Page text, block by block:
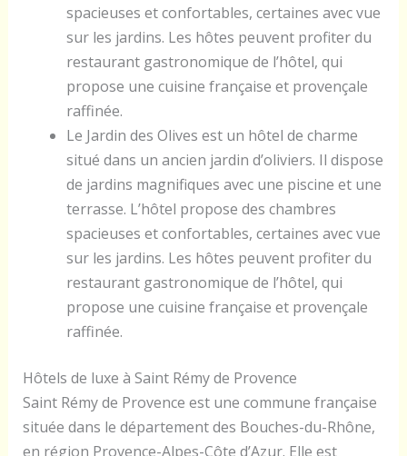
spacieuses et confortables, certaines avec vue
sur les jardins. Les hôtes peuvent profiter du
restaurant gastronomique de l’hôtel, qui
propose une cuisine française et provençale
raffinée.
Le Jardin des Olives est un hôtel de charme
situé dans un ancien jardin d’oliviers. Il dispose
de jardins magnifiques avec une piscine et une
terrasse. L’hôtel propose des chambres
spacieuses et confortables, certaines avec vue
sur les jardins. Les hôtes peuvent profiter du
restaurant gastronomique de l’hôtel, qui
propose une cuisine française et provençale
raffinée.
Hôtels de luxe à Saint Rémy de Provence
Saint Rémy de Provence est une commune française
située dans le département des Bouches-du-Rhône,
en région Provence-Alpes-Côte d’Azur. Elle est